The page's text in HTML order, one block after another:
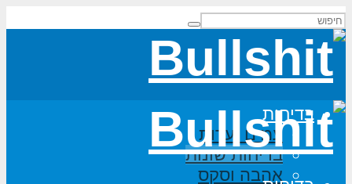
בדיחות
עמים ועדות
בדיחות שונות
אהבה וסקס